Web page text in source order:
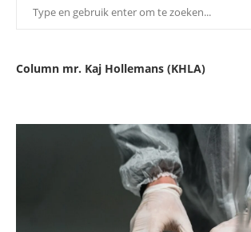
Column mr. Kaj Hollemans (KHLA)